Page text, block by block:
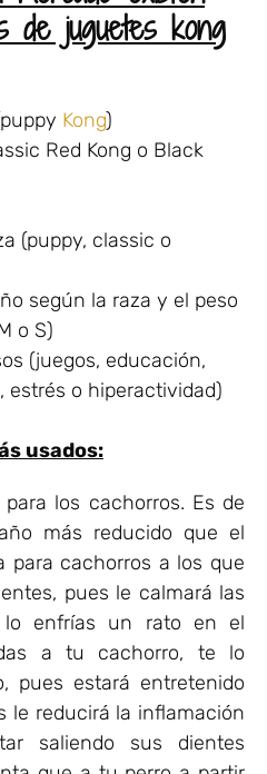
de juguetes kong
Kong)
Red Kong o Black
(puppy, classic o
según la raza y el peso
o S)
(juegos, educación,
estrés o hiperactividad)
usados:
para los cachorros. Es de
más reducido que el
para cachorros a los que
pues le calmará las
enfrías un rato en el
a tu cachorro, te lo
pues estará entretenido
le reducirá la inflamación
saliendo sus dientes